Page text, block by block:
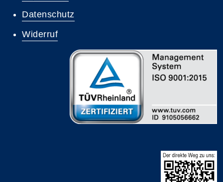
Datenschutz
Widerruf